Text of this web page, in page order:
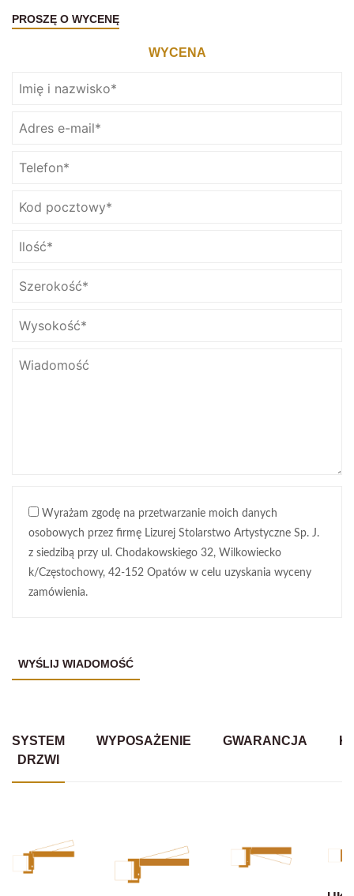
PROSZĘ O WYCENĘ
WYCENA
Wyrażam zgodę na przetwarzanie moich danych
osobowych przez firmę Lizurej Stolarstwo Artystyczne Sp. J.
z siedzibą przy ul. Chodakowskiego 32, Wilkowiecko
k/Częstochowy, 42-152 Opatów w celu uzyskania wyceny
zamówienia.
SYSTEM
DRZWI
WYPOSAŻENIE GWARANCJA